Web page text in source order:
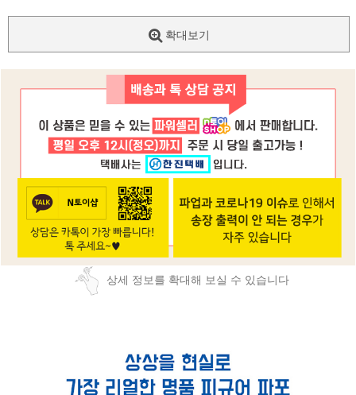
확대보기
상세 정보를 확대해 보실 수 있습니다